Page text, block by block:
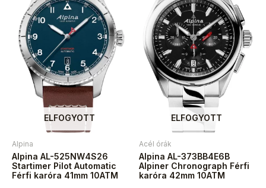
ELFOGYOTT
Alpina
Alpina AL-525NW4S26
Startimer Pilot Automatic
Férfi karóra 41mm 10ATM
ELFOGYOTT
Acél órák
Alpina AL-373BB4E6B
Alpiner Chronograph Férfi
karóra 42mm 10ATM